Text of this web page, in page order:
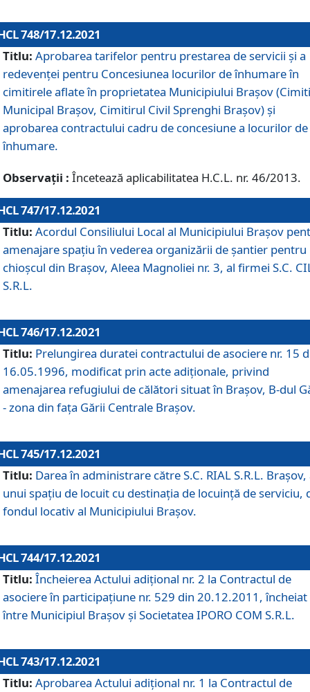
748/17.12.2021
Titlu: Aprobarea tarifelor pentru prestarea de servicii şi a
redevenţei pentru Concesiunea locurilor de înhumare în
cimitirele aflate în proprietatea Municipiului Braşov
Municipal Braşov, Cimitirul Civil Sprenghi Braşov) şi
aprobarea contractului cadru de concesiune a locurilor de
înhumare.
Observații : Încetează aplicabilitatea H.C.L. nr. 46/2013.
747/17.12.2021
Titlu: Acordul Consiliului Local al Municipiului Braşov
amenajare spațiu în vederea organizării de șantier pentru
chioșcul din Brașov, Aleea Magnoliei nr. 3, al firmei S.C.
S.R.L.
746/17.12.2021
Titlu: Prelungirea duratei contractului de asociere nr. 15
16.05.1996, modificat prin acte adiționale, privind
amenajarea refugiului de călători situat în Brașov, B-dul
- zona din faţa Gării Centrale Brașov.
745/17.12.2021
Titlu: Darea în administrare către S.C. RIAL S.R.L. Brașov,
unui spațiu de locuit cu destinația de locuință de serviciu,
fondul locativ al Municipiului Brașov.
744/17.12.2021
Titlu: Încheierea Actului adițional nr. 2 la Contractul de
asociere în participațiune nr. 529 din 20.12.2011, încheiat
între Municipiul Brașov și Societatea IPORO COM S.R.L.
743/17.12.2021
Titlu: Aprobarea Actului adiţional nr. 1 la Contractul de